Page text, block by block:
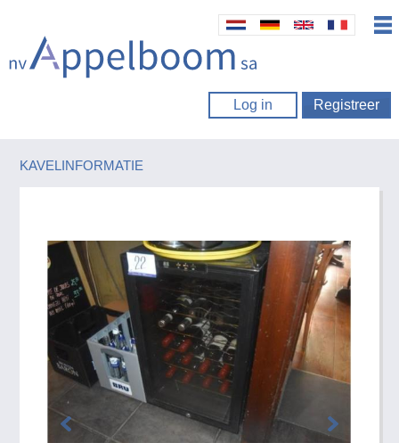
Log in Registreer
KAVELINFORMATIE